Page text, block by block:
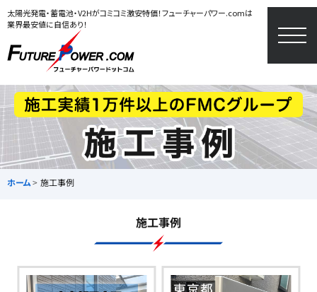
太陽光発電・蓄電池・V2Hがコミコミ激安特価！フューチャーパワー.comは
業界最安値に自信あり！
ホーム 施工事例
施工事例